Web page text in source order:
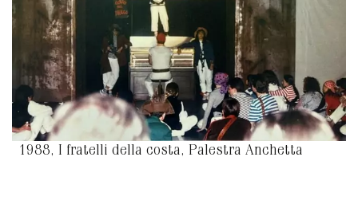
1988, I fratelli della costa, Palestra Anchetta